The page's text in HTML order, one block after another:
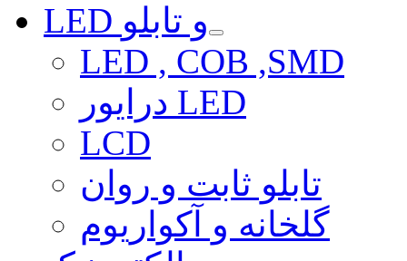
LED و تابلو
LED , COB ,SMD
درایور LED
LCD
تابلو ثابت و روان
گلخانه و آکواریوم